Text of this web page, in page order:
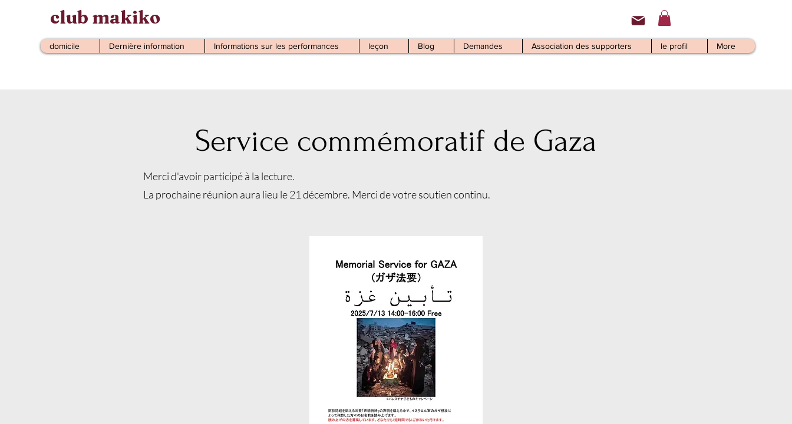
club makiko
domicile Dernière information Informations sur les performances leçon Blog Demandes Association des supporters le profil More
Service commémoratif de Gaza
Merci d'avoir participé à la lecture.
La prochaine réunion aura lieu le 21 décembre. Merci de votre soutien continu.